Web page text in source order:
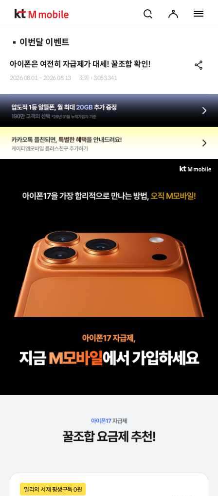
검색
마이페이지
이번달 이벤트
아이폰은 여전히 자급제가 대세! 꿀조합 확인!
2026.08.01 ~ 2026.08.13 조회 3,053,341
압도적 1등 알뜰폰, 월 최대 20GB 추가 증정
190만 고객의 선택 *26년 01월 누적가입자 기준
지금 M모바일에서 가입하세요
꿀조합 요금제 추천!
밀리의 서재 평생구독 0원